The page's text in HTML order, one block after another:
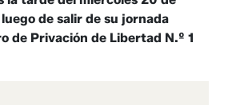
de salir de su jornada
de Privación de Libertad N.º 1